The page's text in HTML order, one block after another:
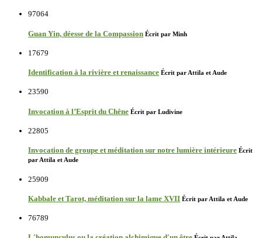
97064
Guan Yin, déesse de la Compassion Écrit par Minh
17679
Identification à la rivière et renaissance Écrit par Attila et Aude
23590
Invocation à l’Esprit du Chêne Écrit par Ludivine
22805
Invocation de groupe et méditation sur notre lumière intérieure Écrit
par Attila et Aude
25909
Kabbale et Tarot, méditation sur la lame XVII Écrit par Attila et Aude
76789